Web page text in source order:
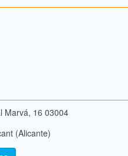
Marvá, 16 03004
(Alicante)